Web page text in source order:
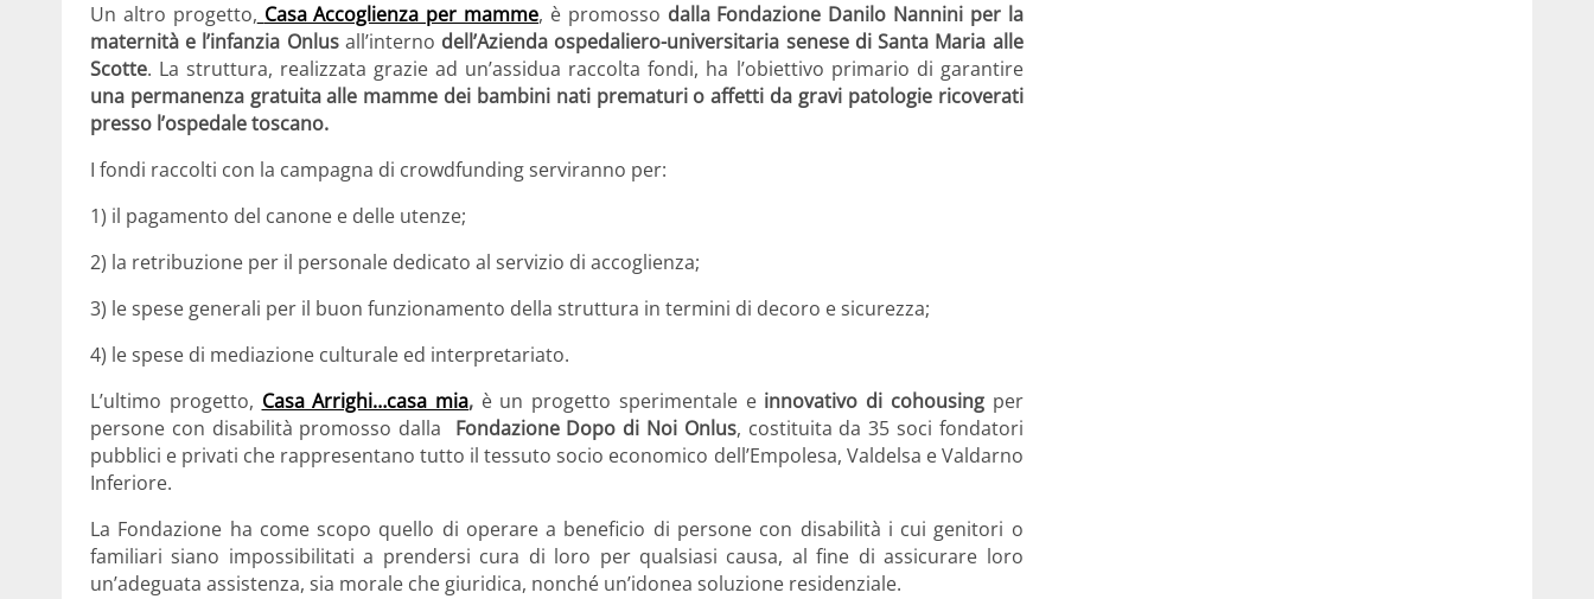
Un altro progetto, Casa Accoglienza per mamme, è promosso dalla Fondazione Danilo Nannini per la
maternità e l’infanzia Onlus all’interno dell’Azienda ospedaliero-universitaria senese di Santa Maria alle
Scotte. La struttura, realizzata grazie ad un’assidua raccolta fondi, ha l’obiettivo primario di garantire
una permanenza gratuita alle mamme dei bambini nati prematuri o affetti da gravi patologie ricoverati
presso l’ospedale toscano.
I fondi raccolti con la campagna di crowdfunding serviranno per:
1) il pagamento del canone e delle utenze;
2) la retribuzione per il personale dedicato al servizio di accoglienza;
3) le spese generali per il buon funzionamento della struttura in termini di decoro e sicurezza;
4) le spese di mediazione culturale ed interpretariato.
L’ultimo progetto, Casa Arrighi…casa mia, è un progetto sperimentale e innovativo di cohousingper
persone con disabilità promosso dalla Fondazione Dopo di Noi Onlus, costituita da 35 soci fondatori
pubblici e privati che rappresentano tutto il tessuto socio economico dell’Empolesa, Valdelsa e Valdarno
Inferiore.
La Fondazione ha come scopo quello di operare a beneficio di persone con disabilità i cui genitori o
familiari siano impossibilitati a prendersi cura di loro per qualsiasi causa, al fine di assicurare loro
un’adeguata assistenza, sia morale che giuridica, nonché un’idonea soluzione residenziale.